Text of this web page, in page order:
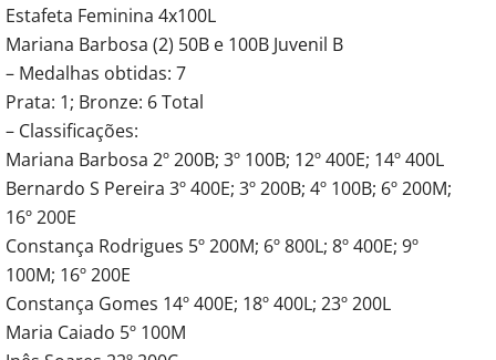
Estafeta Feminina 4x100L
Mariana Barbosa (2) 50B e 100B Juvenil B
– Medalhas obtidas: 7
Prata: 1; Bronze: 6 Total
– Classificações:
Mariana Barbosa 2º 200B; 3º 100B; 12º 400E; 14º 400L
Bernardo S Pereira 3º 400E; 3º 200B; 4º 100B; 6º 200M;
16º 200E
Constança Rodrigues 5º 200M; 6º 800L; 8º 400E; 9º
100M; 16º 200E
Constança Gomes 14º 400E; 18º 400L; 23º 200L
Maria Caiado 5º 100M